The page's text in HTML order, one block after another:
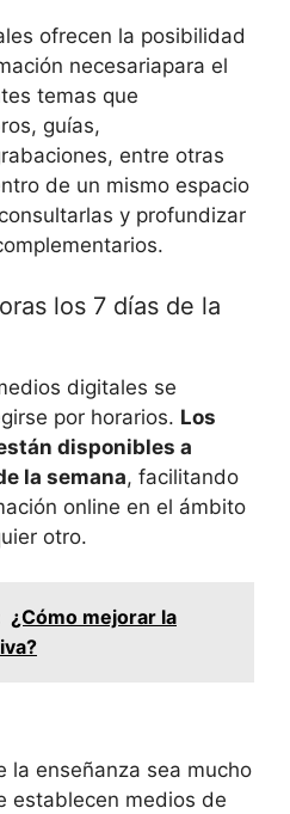
ofrecen la posibilidad
necesariapara el
temas que
guías,
entre otras
de un mismo espacio
y profundizar
los 7 días de la
digitales se
por horarios. Los
disponibles a
la semana, facilitando
online en el ámbito
otro.
¿Cómo mejorar la
la enseñanza sea mucho
establecen medios de